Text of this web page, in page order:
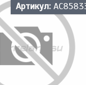
Артикул: